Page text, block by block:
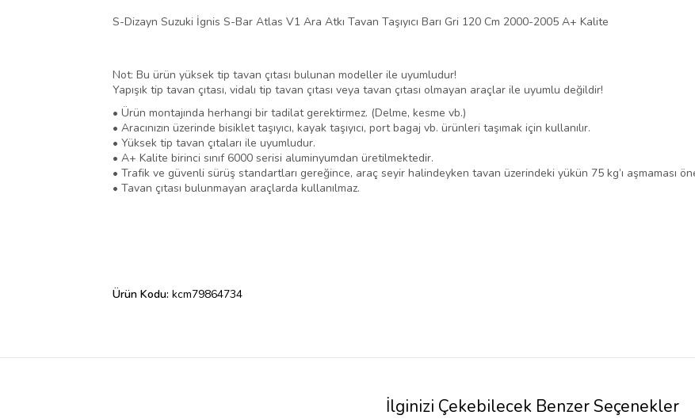
S-Dizayn Suzuki İgnis S-Bar Atlas V1 Ara Atkı Tavan Taşıyıcı Barı Gri 120 Cm 2000-2005 A+ Kalite
Not: Bu ürün yüksek tip tavan çıtası bulunan modeller ile uyumludur!
Yapışık tip tavan çıtası, vidalı tip tavan çıtası veya tavan çıtası olmayan araçlar ile uyumlu değildir!
• Ürün montajında herhangi bir tadilat gerektirmez. (Delme, kesme vb.)
• Aracınızın üzerinde bisiklet taşıyıcı, kayak taşıyıcı, port bagaj vb. ürünleri taşımak için kullanılır.
• Yüksek tip tavan çıtaları ile uyumludur.
• A+ Kalite birinci sınıf 6000 serisi aluminyumdan üretilmektedir.
• Trafik ve güvenli sürüş standartları gereğince, araç seyir halindeyken tavan üzerindeki yükün 75 kg’ı aşmaması
• Tavan çıtası bulunmayan araçlarda kullanılmaz.
Ürün Kodu: kcm79864734
İlginizi Çekebilecek Benzer Seçenekler